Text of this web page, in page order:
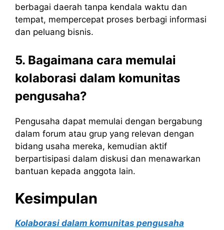
berbagai daerah tanpa kendala waktu dan
tempat, mempercepat proses berbagi informasi
dan peluang bisnis.
5. Bagaimana cara memulai
kolaborasi dalam komunitas
pengusaha?
Pengusaha dapat memulai dengan bergabung
dalam forum atau grup yang relevan dengan
bidang usaha mereka, kemudian aktif
berpartisipasi dalam diskusi dan menawarkan
bantuan kepada anggota lain.
Kesimpulan
Kolaborasi dalam komunitas pengusaha